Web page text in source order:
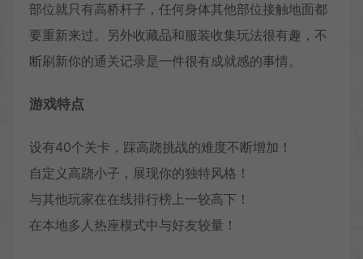
部位就只有高桥杆子，任何身体其他部位接触地面都
要重新来过。另外收藏品和服装收集玩法很有趣，不
断刷新你的通关记录是一件很有成就感的事情。
游戏特点
设有40个关卡，踩高跷挑战的难度不断增加！
自定义高跷小子，展现你的独特风格！
与其他玩家在在线排行榜上一较高下！
在本地多人热座模式中与好友较量！